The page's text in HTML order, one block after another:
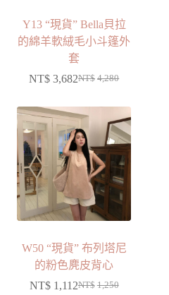
Y13 “現貨” Bella貝拉
的綿羊軟絨毛小斗篷外
套
NT$ 4,280
NT$ 3,682
W50 “現貨” 布列塔尼
的粉色麂皮背心
NT$ 1,250
NT$ 1,112